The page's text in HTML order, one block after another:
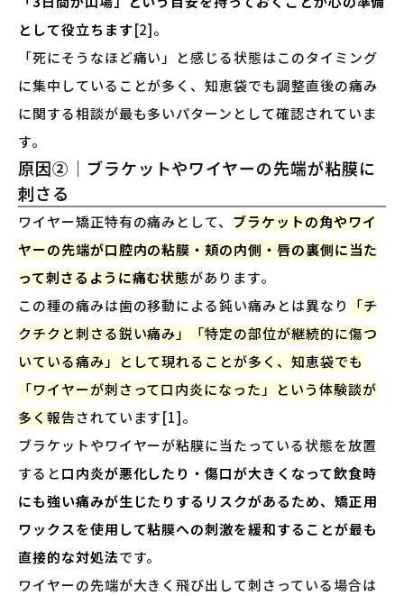
として役立ちます[2]。
「死にそうなほど痛い」と感じる状態はこのタイミング
に集中していることが多く、知恵袋でも調整直後の痛み
に関する相談が最も多いパターンとして確認されていま
す。
原因②｜ブラケットやワイヤーの先端が粘膜に
刺さる
ワイヤー矯正特有の痛みとして、 ブラケットの角やワイ
ヤーの先端が口腔内の粘膜・頬の内側・唇の裏側に当た
って刺さるように痛む状態があります。
この種の痛みは歯の移動による鈍い痛みとは異なり
「チ
クチクと刺さる鋭い痛み」「特定の部位が継続的に傷つ
いている痛み」として現れることが多く、知恵袋でも
「ワイヤーが刺さって口内炎になった」という体験談が
多く報告されています[1]。
ブラケットやワイヤーが粘膜に当たっている状態を放置
すると口内炎が悪化したり・傷口が大きくなって飲食時
にも強い痛みが生じたりするリスクがあるため、矯正用
ワックスを使用して粘膜への刺激を緩和することが最も
直接的な対処法です。
ワイヤーの先端が大きく飛び出して刺さっている場合は